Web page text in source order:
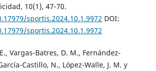
10(1), 47-70.
sportis.2024.10.1.9972 DOI:
sportis.2024.10.1.9972
Vargas-Batres, D. M., Fernández-
Castillo, N., López-Walle, J. M. y